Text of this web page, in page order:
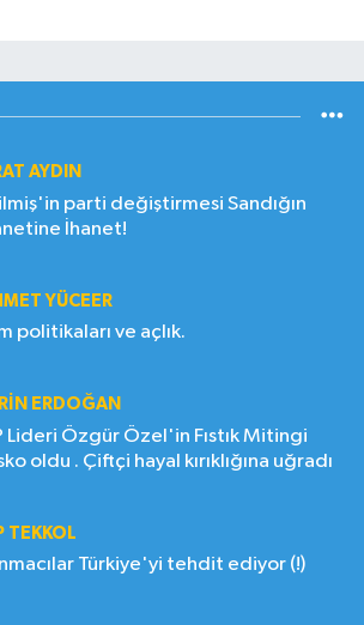
AYDIN
parti değiştirmesi Sandığın
İhanet!
YÜCEER
politikaları ve açlık.
ERDOĞAN
Lideri Özgür Özel'in Fıstık Mitingi
oldu . Çiftçi hayal kırıklığına uğradı
TEKKOL
Türkiye'yi tehdit ediyor (!)